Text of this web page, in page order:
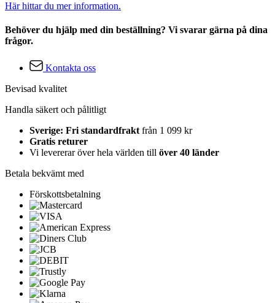
Här hittar du mer information.
Behöver du hjälp med din beställning? Vi svarar gärna på dina
frågor.
Kontakta oss
Bevisad kvalitet
Handla säkert och pålitligt
Sverige: Fri standardfrakt från 1 099 kr
Gratis returer
Vi levererar över hela världen till över 40 länder
Betala bekvämt med
Förskottsbetalning